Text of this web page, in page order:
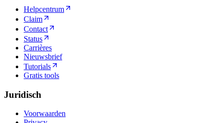
Helpcentrum
Claim
Contact
Status
Carrières
Nieuwsbrief
Tutorials
Gratis tools
Juridisch
Voorwaarden